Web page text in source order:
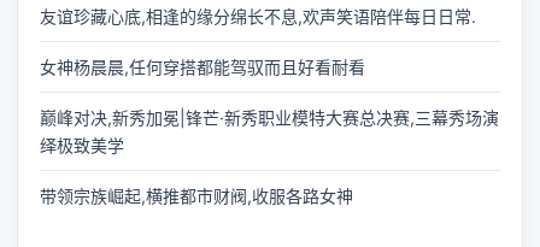
友谊珍藏心底,相逢的缘分绵长不息,欢声笑语陪伴每日日常.
女神杨晨晨,任何穿搭都能驾驭而且好看耐看
巅峰对决,新秀加冕|锋芒·新秀职业模特大赛总决赛,三幕秀场演
绎极致美学
带领宗族崛起,横推都市财阀,收服各路女神